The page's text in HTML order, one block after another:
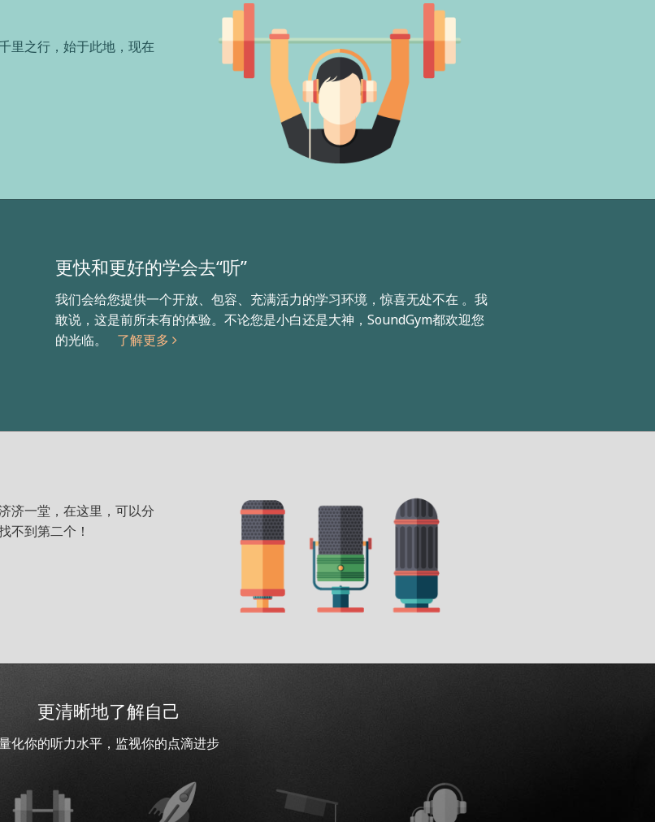
里之行，始于此地，现在
更快和更好的学会去“听”
我们会给您提供一个开放、包容、充满活力的学习环境，惊喜无处不在 。我
敢说，这是前所未有的体验。不论您是小白还是大神，SoundGym都欢迎您
的光临。 了解更多
济一堂，在这里，可以分
不到第二个！
更清晰地了解自己
化你的听力水平，监视你的点滴进步